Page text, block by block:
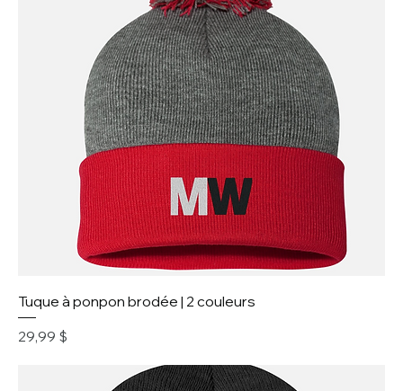
Tuque à ponpon brodée | 2 couleurs
Prix
29,99 $